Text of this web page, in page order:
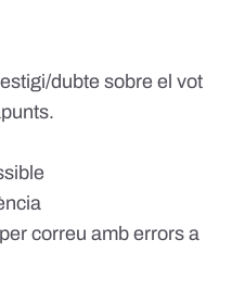
dubte sobre el vot
correu amb errors a